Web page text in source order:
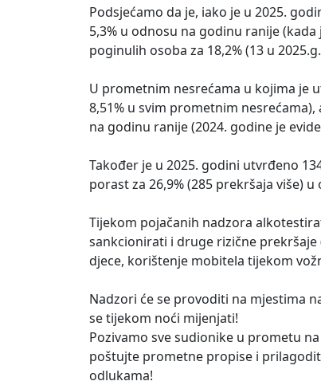
Podsjećamo da je, iako je u 2025.
5,3% u odnosu na godinu ranije
poginulih osoba za 18,2% (13 u
U prometnim nesrećama u kojima je
8,51% u svim prometnim
na godinu ranije (2024. godine je
Također je u 2025. godini utvrđeno
porast za 26,9% (285 prekršaja više)
Tijekom pojačanih nadzora
sankcionirati i druge rizične
djece, korištenje mobitela tijekom
Nadzori će se provoditi na mjestima
se tijekom noći mijenjati!
Pozivamo sve sudionike u prometu
poštujte prometne propise i
odlukama!